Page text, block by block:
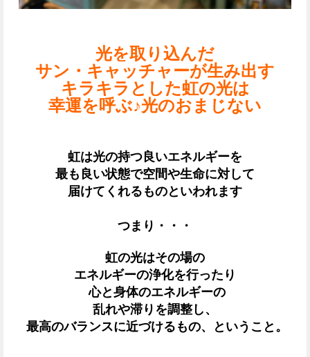
光を取り込んだ
サン・キャッチャーが生み出す
キラキラとした虹の光は
幸運を呼ぶ♪光のおまじない
虹は光の持つ良いエネルギーを
最も良い状態で空間や生命に対して
届けてくれるものといわれます
つまり・・・
虹の光はその場の
エネルギーの浄化を行ったり
心と身体のエネルギーの
乱れや滞りを調整し、
最高のバランスに近づけるもの、ということ。